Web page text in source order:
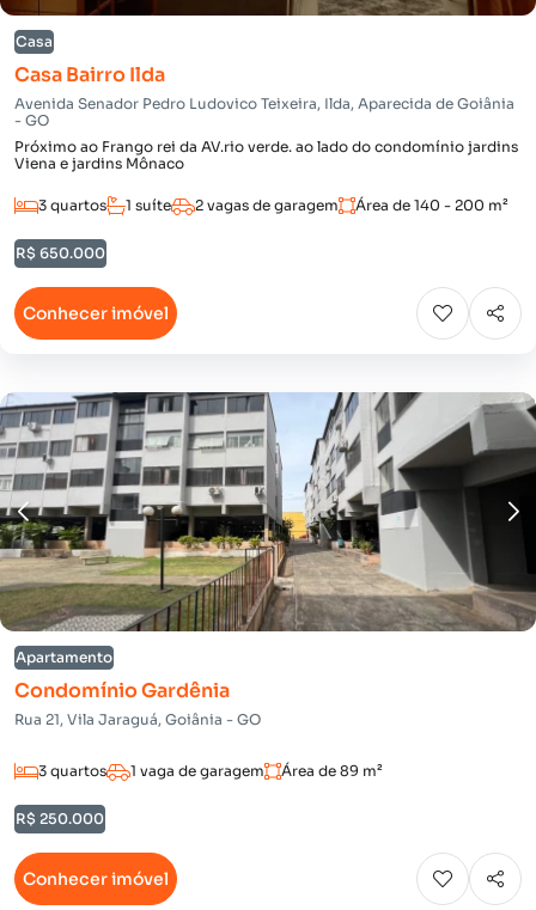
Casa
Casa Bairro Ilda
Avenida Senador Pedro Ludovico Teixeira, Ilda, Aparecida de Goiânia
- GO
Próximo ao Frango rei da AV.rio verde. ao lado do condomínio jardins
Viena e jardins Mônaco
3 quartos 1 suíte 2 vagas de garagem Área de 140 - 200 m²
R$ 650.000
Conhecer imóvel
Apartamento
Condomínio Gardênia
Rua 21, Vila Jaraguá, Goiânia - GO
3 quartos 1 vaga de garagem Área de 89 m²
R$ 250.000
Conhecer imóvel